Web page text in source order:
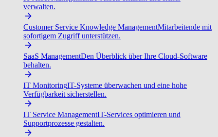
verwalten.
Customer Service Knowledge ManagementMitarbeitende mit
sofortigem Zugriff unterstützen.
SaaS ManagementDen Überblick über Ihre Cloud-Software
behalten.
IT MonitoringIT-Systeme überwachen und eine hohe
Verfügbarkeit sicherstellen.
IT Service ManagementIT-Services optimieren und
Supportprozesse gestalten.